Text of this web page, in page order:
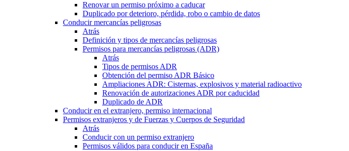
Renovar un permiso próximo a caducar
Duplicado por deterioro, pérdida, robo o cambio de datos
Conducir mercancías peligrosas
Atrás
Definición y tipos de mercancías peligrosas
Permisos para mercancías peligrosas (ADR)
Atrás
Tipos de permisos ADR
Obtención del permiso ADR Básico
Ampliaciones ADR: Cisternas, explosivos y material radioactivo
Renovación de autorizaciones ADR por caducidad
Duplicado de ADR
Conducir en el extranjero, permiso internacional
Permisos extranjeros y de Fuerzas y Cuerpos de Seguridad
Atrás
Conducir con un permiso extranjero
Permisos válidos para conducir en España